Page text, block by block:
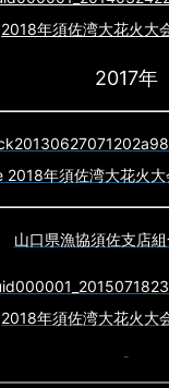
2017年
山口県漁協須佐支店